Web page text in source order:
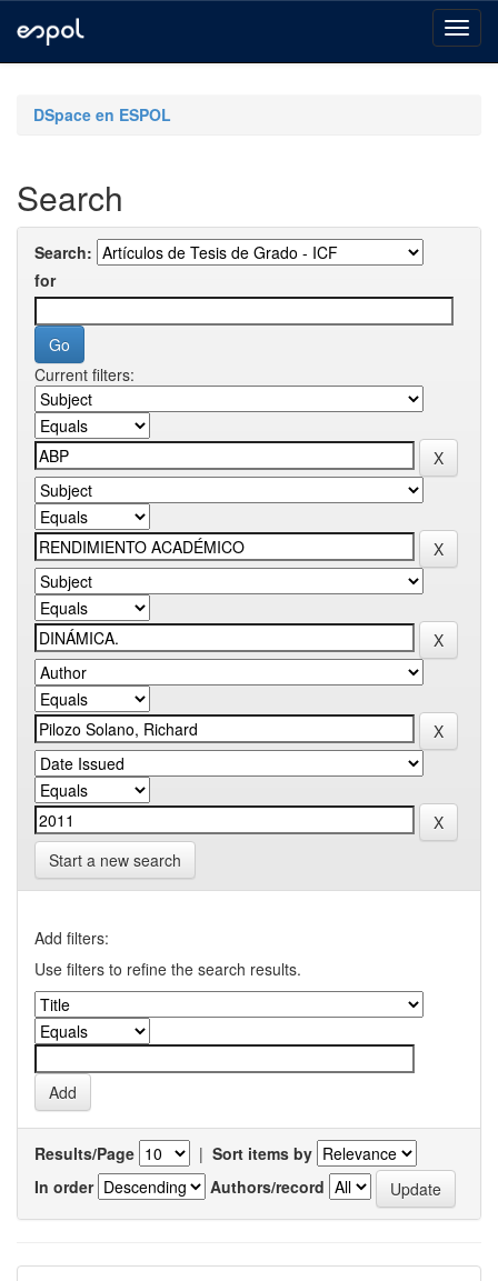
navigationDSpace en ESPOL
Search
Search:
for
Current filters:
Start a new search
Add filters:
Use filters to refine the search results.
Results/Page | Sort items by
In order
Authors/record